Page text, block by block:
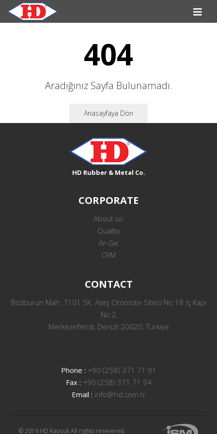
404
Aradığınız Sayfa Bulunamadı.
Anasayfaya Dön
HD Rubber & Metal Co.
CORPORATE
About us
Quality
Ar-Ge
CRM
CONTACT
Bozburun Mah. 7101 SK. Ateş Otomotiv Sitesi No:18 İç Kapı
No:2
Merkezefendi, Denizli 20020, Türkiye
Phone : +90 (258) 371 71 91
Fax : +90 (258) 371 71 94
Email : info@hd.com.tr
© 2019 HD Kauçuk All rights resevered.